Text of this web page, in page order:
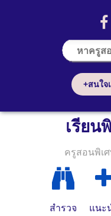
+สนใจ
เรียน
ครูสอนพิเ
สำรวจ แนะ